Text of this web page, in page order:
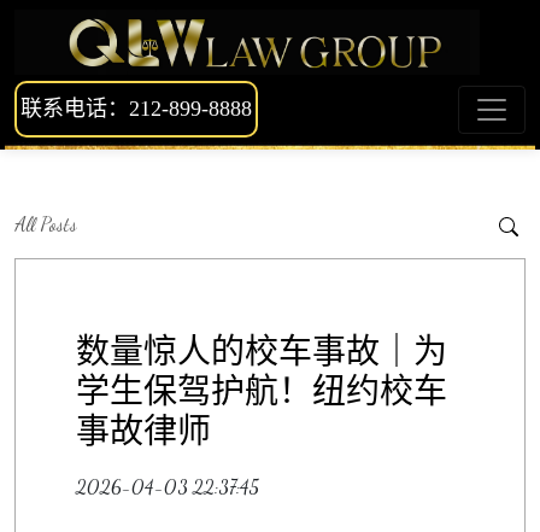
联系电话：212-899-8888
All Posts
数量惊人的校车事故｜为
学生保驾护航！纽约校车
事故律师
2026-04-03 22:37:45